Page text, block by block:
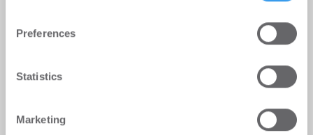
Find out more about how your personal data is processed
and set your preferences in the
We use cookies to personalise content and ads, to
provide social media features and to analyse our traffic.
our social media, advertising and analytics partners who
Preferences
Statistics
Marketing
ALP.X zur Entwicklung des